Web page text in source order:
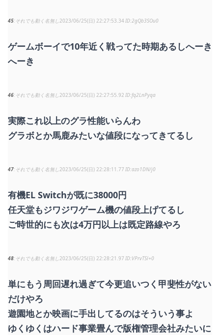
45 それでも動く名無し2023/06/25(日) 22:27:53.34 2gQb3SOu0
ゲームボーイで10年近く戦ってた時期あるしへーき
へーき
46 それでも動く名無し2023/06/25(日) 22:27:55.92 fq2LnPyqa
実際これ以上のグラ性能いらんわ
グラボとか馬鹿みたいな値段になってきてるし
47 それでも動く名無し2023/06/25(日) 22:28:11.77 azo1DN/j0
有機EL Switchが既に38000円
任天堂もジワジワゲーム機の値段上げてるし
ご時世的にも次は4万円以上は既定路線やろ
48 それでも動く名無し2023/06/25(日) 22:28:21.97 VPrvTSl+0
単にもう周回遅れ過ぎて今更追いつく甲斐性がない
だけやろ
遊園地とか映画に手出してるのはそういう事よ
ゆくゆくはハード事業畳んで版権管理会社みたいに